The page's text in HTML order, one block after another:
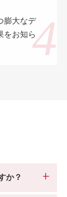
膨大なデ
をお知ら
か？